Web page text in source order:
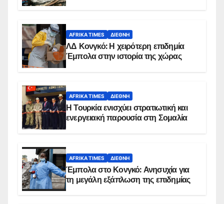
AFRIKA TIMES ΔΙΕΘΝΉ
ΛΔ Κονγκό: Η χειρότερη επιδημία
Έμπολα στην ιστορία της χώρας
AFRIKA TIMES ΔΙΕΘΝΉ
Η Τουρκία ενισχύει στρατιωτική και
ενεργειακή παρουσία στη Σομαλία
AFRIKA TIMES ΔΙΕΘΝΉ
Έμπολα στο Κονγκό: Ανησυχία για
τη μεγάλη εξάπλωση της επιδημίας